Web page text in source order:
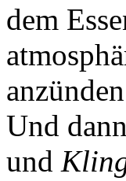
dem
Und
und